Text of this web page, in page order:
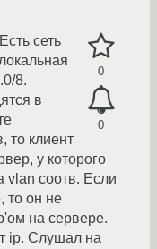
0
0
сеть
8.
в
то клиент
у которого
vlan соотв. Если
то он не
на сервере.
ip. Слушал на